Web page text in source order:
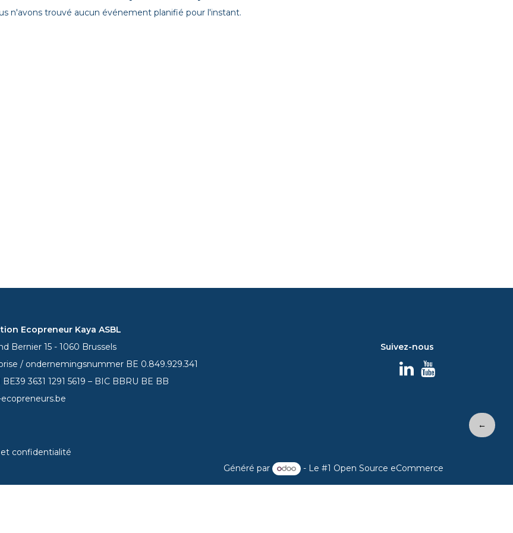
n'avons trouvé aucun événement planifié pour l'instant.
Suivez-nous
←
Ecopreneur Kaya ASBL
Bernier 15 - 1060 Brussels
/ ondernemingsnummer BE 0.849.929.341
BE393631 1291 5619 – BIC BBRU BE BB
et confidentialité
Généré par - Le #1 Open Source eCommerce